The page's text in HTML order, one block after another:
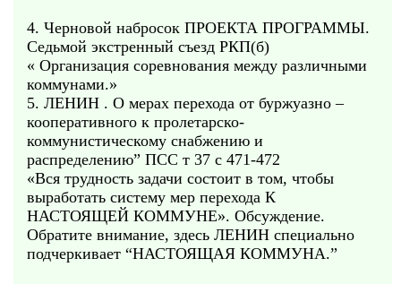
4. Черновой набросок ПРОЕКТА ПРОГРАММЫ.
Седьмой экстренный съезд РКП(б)
« Организация соревнования между различными
коммунами.»
5. ЛЕНИН . О мерах перехода от буржуазно –
кооперативного к пролетарско-
коммунистическому снабжению и
распределению” ПСС т 37 с 471-472
«Вся трудность задачи состоит в том, чтобы
выработать систему мер перехода К
НАСТОЯЩЕЙ КОММУНЕ». Обсуждение.
Обратите внимание, здесь ЛЕНИН специально
подчеркивает “НАСТОЯЩАЯ КОММУНА.”